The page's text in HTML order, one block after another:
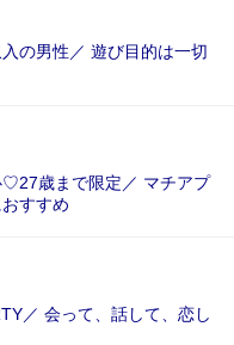
の男性／ 遊び目的は一切
♡27歳まで限定／ マチアプ
すすめ
／ 会って、話して、恋し